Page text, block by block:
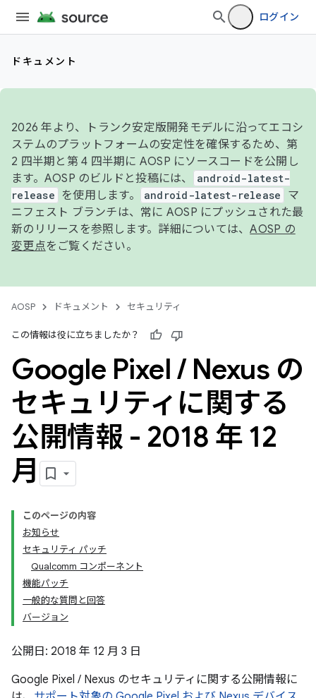
ログイン
ドキュメント
2026 年より、トランク安定版開発モデルに沿ってエコシ
ステムのプラットフォームの安定性を確保するため、第
2 四半期と第 4 四半期に AOSP にソースコードを公開し
ます。AOSP のビルドと投稿には、
android-latest-
release
を使用します。 android-latest-release
マ
ニフェスト ブランチは、常に AOSP にプッシュされた最
新のリリースを参照します。詳細については、AOSP の
変更点をご覧ください。
AOSP ドキュメント セキュリティ
この情報は役に立ちましたか？
Google Pixel /Nexus の
セキュリティに関する
公開情報 - 2018 年 12
月
このページの内容
お知らせ
セキュリティ パッチ
Qualcomm コンポーネント
機能パッチ
一般的な質問と回答
バージョン
公開日: 2018 年 12 月 3 日
Google Pixel / Nexus のセキュリティに関する公開情報に